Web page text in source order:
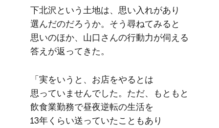
下北沢と​いう​土地は、​思い​入れが​あり​
選んだのだろうか。​そう​尋ねてみると​
思いの​ほか、​山口さんの​行動力が​伺える​
答えが​返ってきた。
「実を​いうと、​お店を​やるとは​
思っていませんでした。​ただ、​もともと​
飲食業勤務で​昼夜逆転の​生活を​
13年くらい​送っていた​ことも​あり